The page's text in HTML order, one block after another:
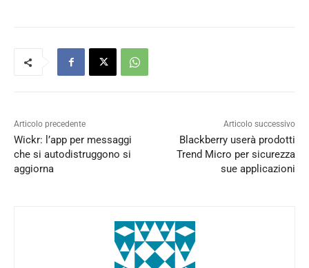
Articolo precedente
Wickr: l’app per messaggi
che si autodistruggono si
aggiorna
Articolo successivo
Blackberry userà prodotti
Trend Micro per sicurezza
sue applicazioni